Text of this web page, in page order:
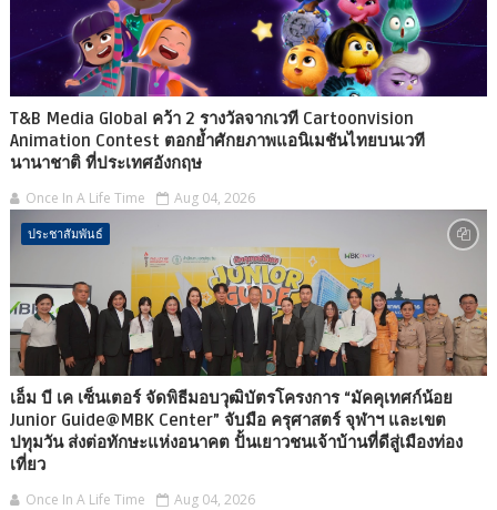
T&B Media Global คว้า 2 รางวัลจากเวที Cartoonvision
Animation Contest ตอกย้ำศักยภาพแอนิเมชันไทยบนเวที
นานาชาติ ที่ประเทศอังกฤษ
Once In A Life Time Aug 04, 2026
ประชาสัมพันธ์
เอ็ม บี เค เซ็นเตอร์ จัดพิธีมอบวุฒิบัตรโครงการ “มัคคุเทศก์น้อย
Junior Guide@MBK Center” จับมือ ครุศาสตร์ จุฬาฯ และเขต
ปทุมวัน ส่งต่อทักษะแห่งอนาคต ปั้นเยาวชนเจ้าบ้านที่ดีสู่เมืองท่อง
เที่ยว
Once In A Life Time Aug 04, 2026